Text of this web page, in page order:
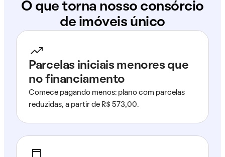
O que torna nosso consórcio
de imóveis único
Parcelas iniciais menores que
no financiamento
Comece pagando menos: plano com parcelas
reduzidas, a partir de R$ 573,00.